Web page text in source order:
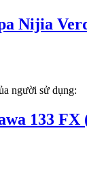
Nijia
người sử dụng:
133 FX